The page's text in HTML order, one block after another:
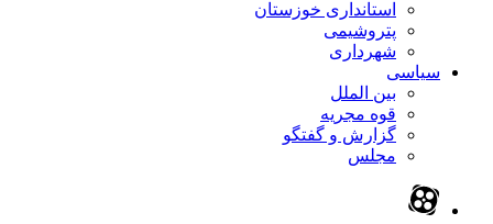
استانداری خوزستان
پتروشیمی
شهرداری
سیاسی
بین الملل
قوه مجریه
گزارش و گفتگو
مجلس